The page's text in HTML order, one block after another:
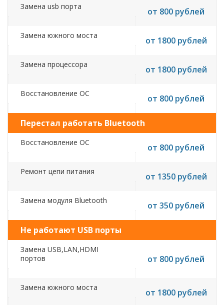
Замена usb порта от 800 рублей
Замена южного моста от 1800 рублей
Замена процессора от 1800 рублей
Восстановление ОС от 800 рублей
Перестал работать Bluetooth
Восстановление ОС от 800 рублей
Ремонт цепи питания от 1350 рублей
Замена модуля Bluetooth от 350 рублей
Не работают USB порты
Замена USB,LAN,HDMI
портов
от 800 рублей
Замена южного моста от 1800 рублей